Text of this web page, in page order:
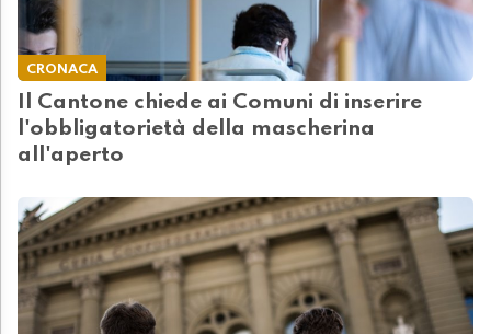
CRONACA
Il Cantone chiede ai Comuni di inserire
l'obbligatorietà della mascherina
all'aperto